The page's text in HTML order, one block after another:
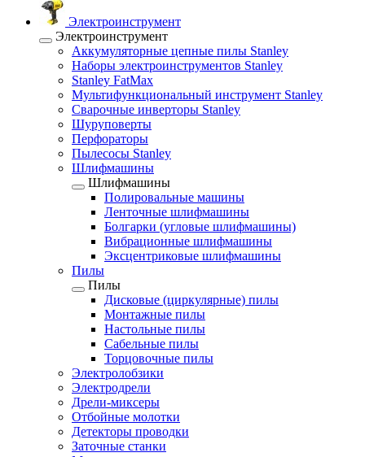
Электроинструмент
Электроинструмент
Аккумуляторные цепные пилы Stanley
Наборы электроинструментов Stanley
Stanley FatMax
Мультифункциональный инструмент Stanley
Сварочные инверторы Stanley
Шуруповерты
Перфораторы
Пылесосы Stanley
Шлифмашины
Шлифмашины
Полировальные машины
Ленточные шлифмашины
Болгарки (угловые шлифмашины)
Вибрационные шлифмашины
Эксцентриковые шлифмашины
Пилы
Пилы
Дисковые (циркулярные) пилы
Монтажные пилы
Настольные пилы
Сабельные пилы
Торцовочные пилы
Электролобзики
Электродрели
Дрели-миксеры
Отбойные молотки
Детекторы проводки
Заточные станки